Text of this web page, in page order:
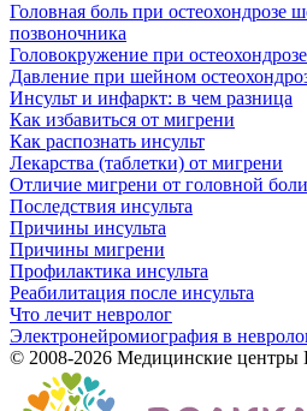
Головная боль при остеохондрозе
позвоночника
Головокружение при остеохондрозе
Давление при шейном
Инсульт и инфаркт: в чем разница
Как избавиться от мигрени
Как распознать инсульт
Лекарства (таблетки) от мигрени
Отличие мигрени от головной боли
Последствия инсульта
Причины инсульта
Причины мигрени
Профилактика инсульта
Реабилитация после инсульта
Что лечит невролог
Электронейромиография в
© 2008-2026 Медицинские центры